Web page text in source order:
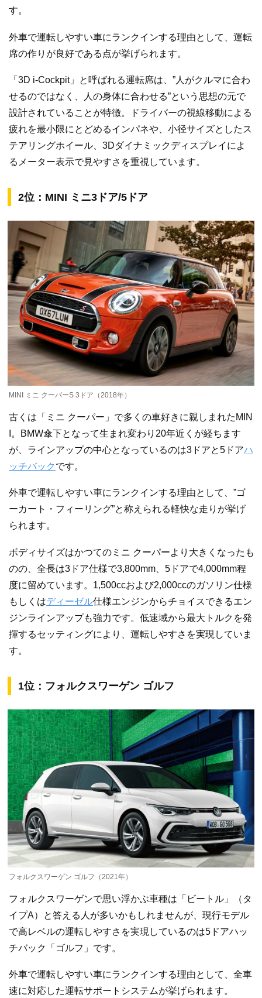
す。
外車で運転しやすい車にランクインする理由として、運転
席の作りが良好である点が挙げられます。
「3D i-Cockpit」と呼ばれる運転席は、”人がクルマに合わ
せるのではなく、人の身体に合わせる”という思想の元で
設計されていることが特徴。ドライバーの視線移動による
疲れを最小限にとどめるインパネや、小径サイズとしたス
テアリングホイール、3Dダイナミックディスプレイによ
るメーター表示で見やすさを重視しています。
2位：MINI ミニ3ドア/5ドア
MINI ミニ クーパーS 3ドア（2018年）
古くは「ミニ クーパー」で多くの車好きに親しまれたMIN
I。BMW傘下となって生まれ変わり20年近くが経ちます
が、ラインアップの中心となっているのは3ドアと5ドアハ
ッチバック です。
外車で運転しやすい車にランクインする理由として、”ゴ
ーカート・フィーリング”と称えられる軽快な走りが挙げ
られます。
ボディサイズはかつてのミニ クーパーより大きくなったも
のの、全長は3ドア仕様で3,800mm、5ドアで4,000mm程
度に留めています。1,500ccおよび2,000ccのガソリン仕様
もしくはディーゼル仕様エンジンからチョイスできるエン
ジンラインアップも強力です。低速域から最大トルクを発
揮するセッティングにより、運転しやすさを実現していま
す。
1位：フォルクスワーゲン ゴルフ
フォルクスワーゲン ゴルフ（2021年）
フォルクスワーゲンで思い浮かぶ車種は「ビートル」（タ
イプA）と答える人が多いかもしれませんが、現行モデル
で高レベルの運転しやすさを実現しているのは5ドアハッ
チバック「ゴルフ」です。
外車で運転しやすい車にランクインする理由として、全車
速に対応した運転サポートシステムが挙げられます。